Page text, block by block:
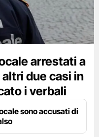
arrestati a
due casi in
i verbali
sono accusati di